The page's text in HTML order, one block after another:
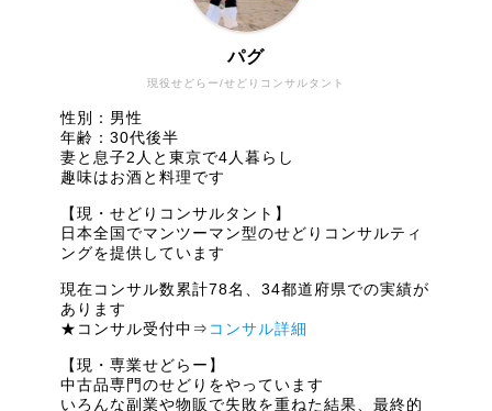
現役せどらー/せどりコンサルタント
パグ
性別：男性
年齢：30代後半
妻と息子2人と東京で4人暮らし
趣味はお酒と料理です
【現・せどりコンサルタント】
日本全国でマンツーマン型のせどりコンサルティ
ングを提供しています
現在コンサル数累計78名、34都道府県での実績が
あります
★コンサル受付中⇒ コンサル詳細
【現・専業せどらー】
中古品専門のせどりをやっています
いろんな副業や物販で失敗を重ねた結果、最終的